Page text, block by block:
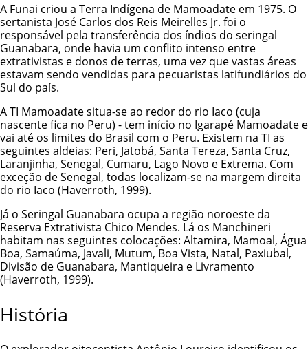
A Funai criou a Terra Indígena de Mamoadate em 1975. O
sertanista José Carlos dos Reis Meirelles Jr. foi o
responsável pela transferência dos índios do seringal
Guanabara, onde havia um conflito intenso entre
extrativistas e donos de terras, uma vez que vastas áreas
estavam sendo vendidas para pecuaristas latifundiários do
Sul do país.
A TI Mamoadate situa-se ao redor do rio Iaco (cuja
nascente fica no Peru) - tem início no Igarapé Mamoadate e
vai até os limites do Brasil com o Peru. Existem na TI as
seguintes aldeias: Peri, Jatobá, Santa Tereza, Santa Cruz,
Laranjinha, Senegal, Cumaru, Lago Novo e Extrema. Com
exceção de Senegal, todas localizam-se na margem direita
do rio Iaco (Haverroth, 1999).
Já o Seringal Guanabara ocupa a região noroeste da
Reserva Extrativista Chico Mendes. Lá os Manchineri
habitam nas seguintes colocações: Altamira, Mamoal, Água
Boa, Samaúma, Javali, Mutum, Boa Vista, Natal, Paxiubal,
Divisão de Guanabara, Mantiqueira e Livramento
(Haverroth, 1999).
História